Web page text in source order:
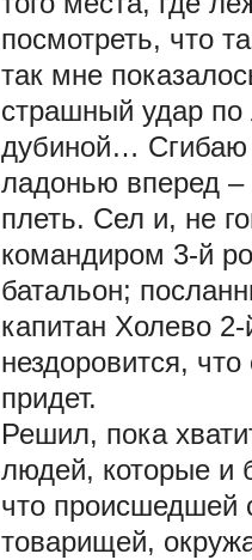
посмотреть, что
так мне
страшный удар по
дубиной… Сгибаю
ладонью вперед –
плеть. Сел и, не
командиром 3-й
батальон;
капитан Холево
нездоровится,
придет.
Решил, пока
людей, которые и
что происшедшей
товарищей,